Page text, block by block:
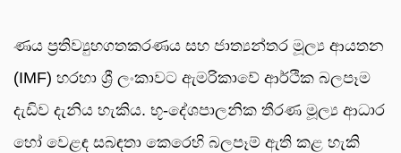
ණය ප්‍රතිව්‍යුහගතකරණය සහ ජාත්‍යන්තර මූල්‍ය ආයතන
(IMF) හරහා ශ්‍රී ලංකාවට ඇමරිකාවේ ආර්ථික බලපෑම
දැඩිව දැනිය හැකිය. භූ-දේශපාලනික තීරණ මූල්‍ය ආධාර
හෝ වෙළඳ සබඳතා කෙරෙහි බලපෑම් ඇති කළ හැකි